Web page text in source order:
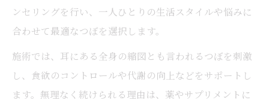
ンセリングを行い、一人ひとりの生活スタイルや悩みに
合わせて最適なつぼを選択します。
施術では、耳にある全身の縮図とも言われるつぼを刺激
し、食欲のコントロールや代謝の向上などをサポートし
ます。無理なく続けられる理由は、薬やサプリメントに